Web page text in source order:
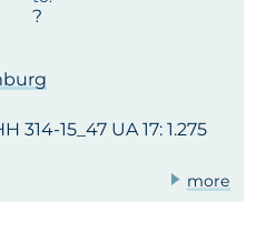
314-15_47 UA 17: 1.275
more